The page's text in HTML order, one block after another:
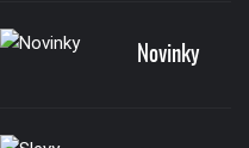
Novinky